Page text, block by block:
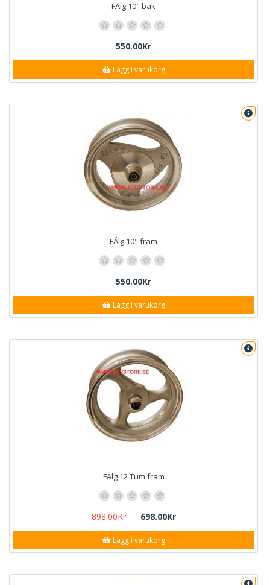
FÄlg 10" bak
550.00Kr
Lägg i varukorg
FÄlg 10" fram
550.00Kr
Lägg i varukorg
FÄlg 12 Tum fram
898.00Kr 698.00Kr
Lägg i varukorg